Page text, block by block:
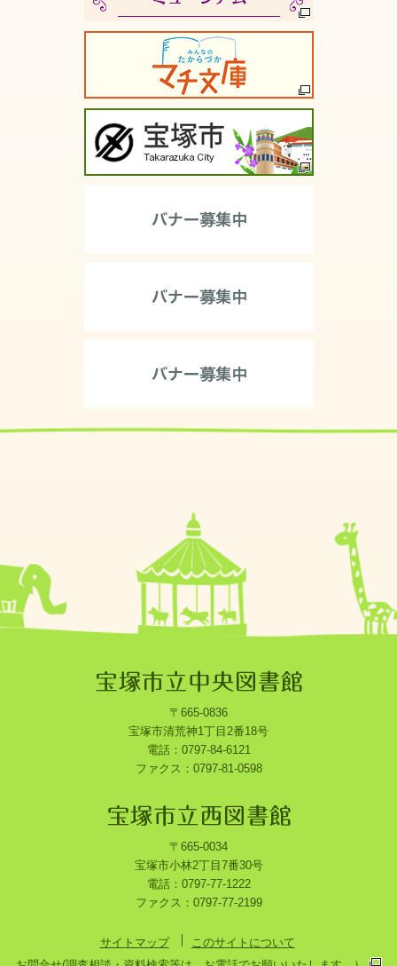
〒665-0836
宝塚市清荒神1丁目2番18号
電話：0797-84-6121
ファクス：0797-81-0598
〒665-0034
宝塚市小林2丁目7番30号
電話：0797-77-1222
ファクス：0797-77-2199
サイトマップ
このサイトについて